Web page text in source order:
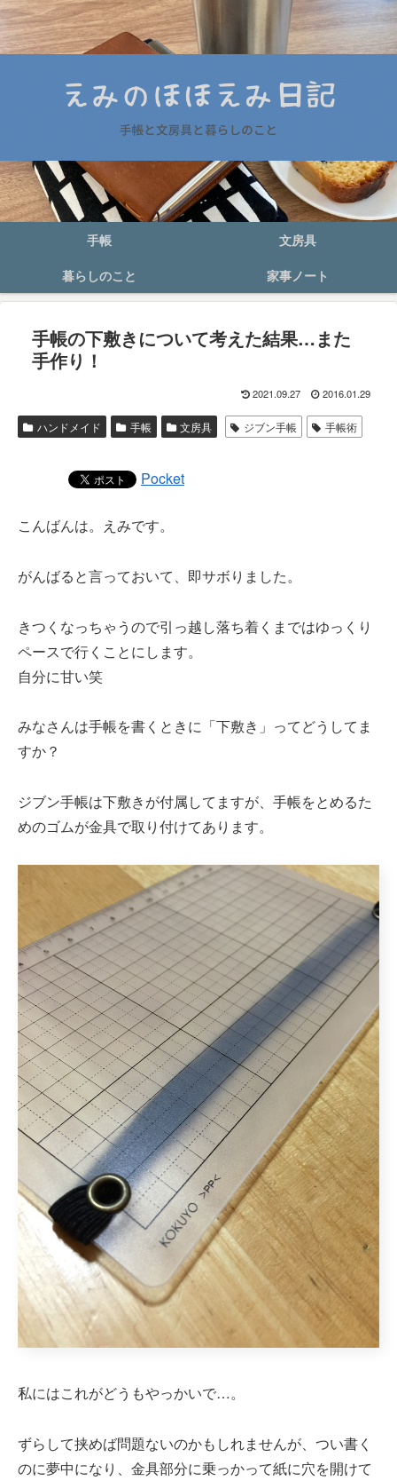
手帳
文房具
暮らしのこと
家事ノート
手帳の下敷きについて考えた結果…また
手作り！
2021.09.27 2016.01.29
ハンドメイド 手帳 文房具 ジブン手帳 手帳術
Pocket
こんばんは。えみです。
がんばると言っておいて、即サボりました。
きつくなっちゃうので引っ越し落ち着くまではゆっくり
ペースで行くことにします。
自分に甘い笑
みなさんは手帳を書くときに「下敷き」ってどうしてま
すか？
ジブン手帳は下敷きが付属してますが、手帳をとめるた
めのゴムが金具で取り付けてあります。
私にはこれがどうもやっかいで…。
ずらして挟めば問題ないのかもしれませんが、つい書く
のに夢中になり、金具部分に乗っかって紙に穴を開けて